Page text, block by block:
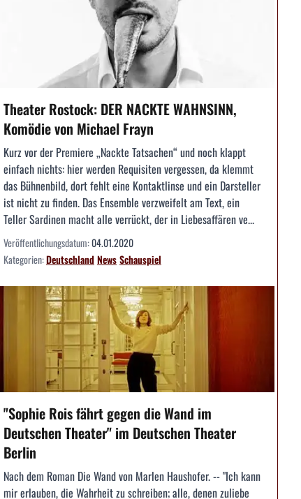
Theater Rostock: DER NACKTE WAHNSINN,
Komödie von Michael Frayn
Kurz vor der Premiere „Nackte Tatsachen“ und noch klappt
einfach nichts: hier werden Requisiten vergessen, da klemmt
das Bühnenbild, dort fehlt eine Kontaktlinse und ein Darsteller
ist nicht zu finden. Das Ensemble verzweifelt am Text, ein
Teller Sardinen macht alle verrückt, der in Liebesaffären ve...
Veröffentlichungsdatum:04.01.2020
Kategorien:DeutschlandNewsSchauspiel
"Sophie Rois fährt gegen die Wand im
Deutschen Theater" im Deutschen Theater
Berlin
Nach dem Roman Die Wand von Marlen Haushofer. -- "Ich kann
mir erlauben, die Wahrheit zu schreiben; alle, denen zuliebe